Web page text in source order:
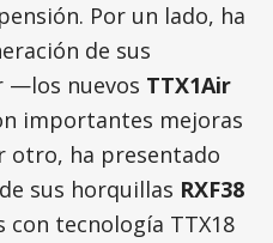
Por un lado, ha
de sus
—los nuevos TTX1Air
importantes mejoras
otro, ha presentado
sus horquillas RXF38
con tecnología TTX18